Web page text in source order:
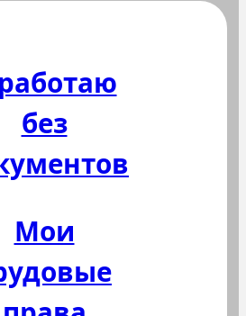
без
Мои